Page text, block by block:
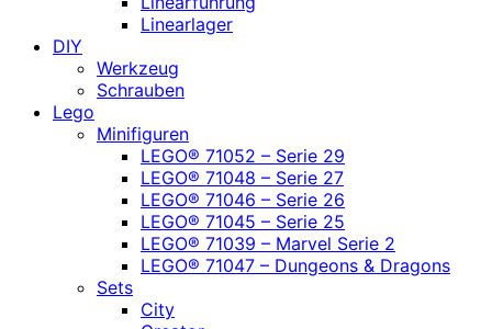
Linearlager
DIY
Werkzeug
Schrauben
Lego
Minifiguren
LEGO® 71052 – Serie 29
LEGO® 71048 – Serie 27
LEGO® 71046 – Serie 26
LEGO® 71045 – Serie 25
LEGO® 71039 – Marvel Serie 2
LEGO® 71047 – Dungeons & Dragons
Sets
City